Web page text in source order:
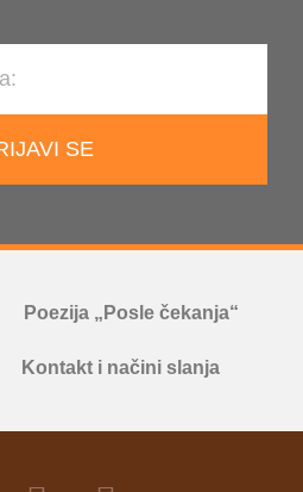
SE
Poezija „Posle čekanja“
Kontakt i načini slanja